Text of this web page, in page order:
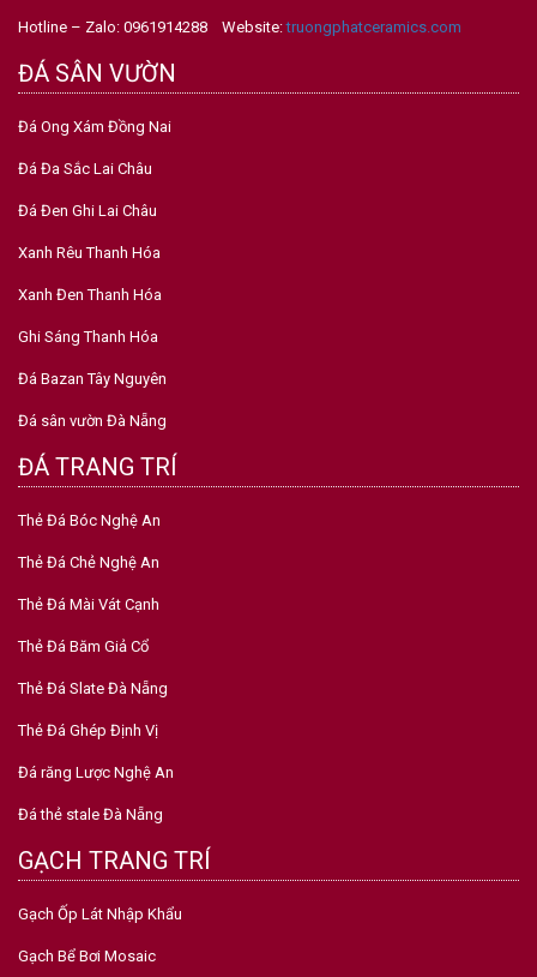
Hotline – Zalo: 0961914288 Website:truongphatceramics.com
ĐÁ SÂN VƯỜN
Đá Ong Xám Đồng Nai
Đá Đa Sắc Lai Châu
Đá Đen Ghi Lai Châu
Xanh Rêu Thanh Hóa
Xanh Đen Thanh Hóa
Ghi Sáng Thanh Hóa
Đá Bazan Tây Nguyên
Đá sân vườn Đà Nẵng
ĐÁ TRANG TRÍ
Thẻ Đá Bóc Nghệ An
Thẻ Đá Chẻ Nghệ An
Thẻ Đá Mài Vát Cạnh
Thẻ Đá Băm Giả Cổ
Thẻ Đá Slate Đà Nẵng
Thẻ Đá Ghép Định Vị
Đá răng Lược Nghệ An
Đá thẻ stale Đà Nẵng
GẠCH TRANG TRÍ
Gạch Ốp Lát Nhập Khẩu
Gạch Bể Bơi Mosaic